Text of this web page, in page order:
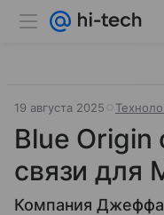
19 августа 2025
Blue Origin
связи для
Компания Джеффа